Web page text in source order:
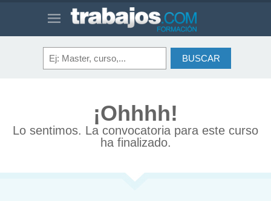
¡Ohhhh!
Lo sentimos. La convocatoria para este curso
ha finalizado.